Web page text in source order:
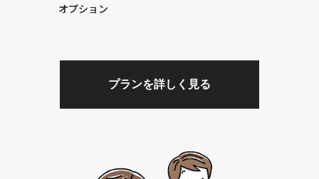
オプション
プランを詳しく見る